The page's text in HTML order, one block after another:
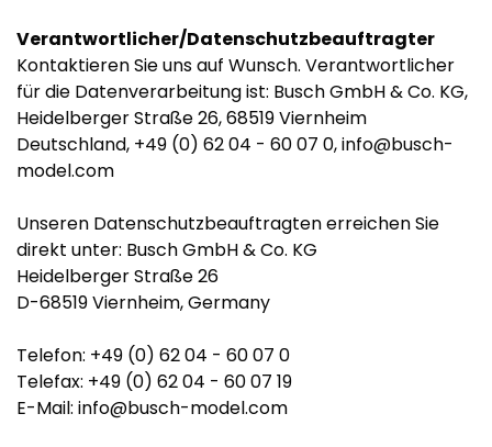
Verantwortlicher/Datenschutzbeauftragter
Kontaktieren Sie uns auf Wunsch. Verantwortlicher
für die Datenverarbeitung ist: Busch GmbH & Co. KG,
Heidelberger Straße 26, 68519 Viernheim
Deutschland, +49 (0) 62 04 - 60 07 0, info@busch-
model.com
Unseren Datenschutzbeauftragten erreichen Sie
direkt unter: Busch GmbH & Co. KG
Heidelberger Straße 26
D-68519 Viernheim, Germany
Telefon: +49 (0) 62 04 - 60 07 0
Telefax: +49 (0) 62 04 - 60 07 19
E-Mail: info@busch-model.com